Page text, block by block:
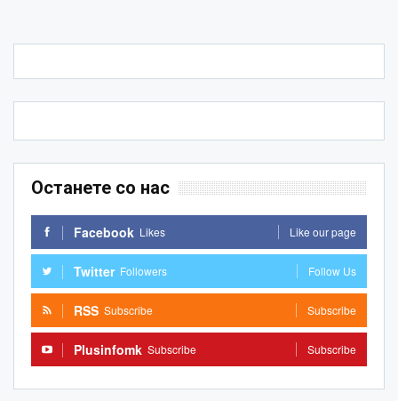
Останете со нас
Facebook Likes Like our page
Twitter Followers Follow Us
RSS Subscribe Subscribe
Plusinfomk Subscribe Subscribe